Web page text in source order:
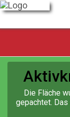
Die Fläche
gepachtet.